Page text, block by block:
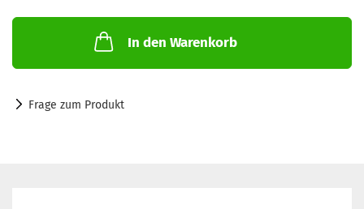
In den Warenkorb
Frage zum Produkt